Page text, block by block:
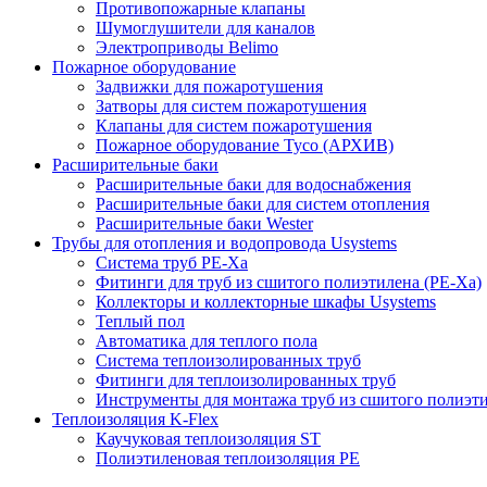
Противопожарные клапаны
Шумоглушители для каналов
Электроприводы Belimo
Пожарное оборудование
Задвижки для пожаротушения
Затворы для систем пожаротушения
Клапаны для систем пожаротушения
Пожарное оборудование Tyco (АРХИВ)
Расширительные баки
Расширительные баки для водоснабжения
Расширительные баки для систем отопления
Расширительные баки Wester
Трубы для отопления и водопровода Usystems
Система труб PE-Xa
Фитинги для труб из сшитого полиэтилена (PE-Xa)
Коллекторы и коллекторные шкафы Usystems
Теплый пол
Автоматика для теплого пола
Система теплоизолированных труб
Фитинги для теплоизолированных труб
Инструменты для монтажа труб из сшитого
Теплоизоляция K-Flex
Каучуковая теплоизоляция ST
Полиэтиленовая теплоизоляция PE